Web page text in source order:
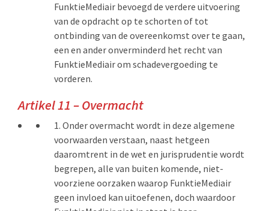
FunktieMediair bevoegd de verdere uitvoering
van de opdracht op te schorten of tot
ontbinding van de overeenkomst over te gaan,
een en ander onverminderd het recht van
FunktieMediair om schadevergoeding te
vorderen.
Artikel 11 – Overmacht
Onder overmacht wordt in deze algemene
voorwaarden verstaan, naast hetgeen
daaromtrent in de wet en jurisprudentie wordt
begrepen, alle van buiten komende, niet-
voorziene oorzaken waarop FunktieMediair
geen invloed kan uitoefenen, doch waardoor